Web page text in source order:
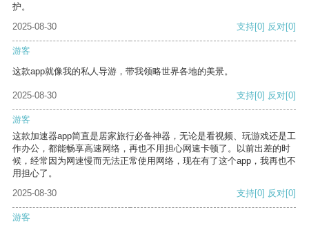
护。
2025-08-30
支持[0] 反对[0]
游客
这款app就像我的私人导游，带我领略世界各地的美景。
2025-08-30 支持[0] 反对[0]
游客
这款加速器app简直是居家旅行必备神器，无论是看视频、玩游戏还是工
作办公，都能畅享高速网络，再也不用担心网速卡顿了。以前出差的时
候，经常因为网速慢而无法正常使用网络，现在有了这个app，我再也不
用担心了。
2025-08-30
支持[0] 反对[0]
游客